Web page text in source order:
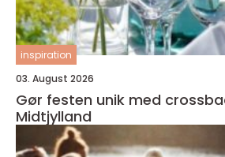
inspiration
03. August 2026
Gør festen unik med
Midtjylland